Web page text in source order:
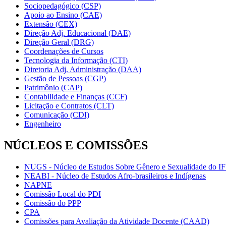
Sociopedagógico (CSP)
Apoio ao Ensino (CAE)
Extensão (CEX)
Direção Adj. Educacional (DAE)
Direção Geral (DRG)
Coordenações de Cursos
Tecnologia da Informação (CTI)
Diretoria Adj. Administração (DAA)
Gestão de Pessoas (CGP)
Patrimônio (CAP)
Contabilidade e Finanças (CCF)
Licitação e Contratos (CLT)
Comunicação (CDI)
Engenheiro
NÚCLEOS E COMISSÕES
NUGS - Núcleo de Estudos Sobre Gênero e Sexualidade do
NEABI - Núcleo de Estudos Afro-brasileiros e Indígenas
NAPNE
Comissão Local do PDI
Comissão do PPP
CPA
Comissões para Avaliação da Atividade Docente (CAAD)